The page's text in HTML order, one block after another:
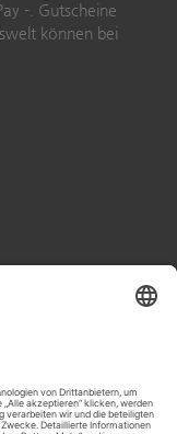
-. Gutscheine
können bei